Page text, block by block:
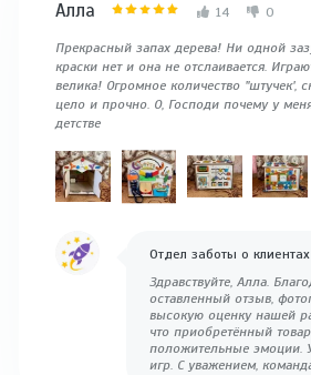
Алла 14 0
Прекрасный запах дерева! Ни одной
краски нет и она не отслаивается.
велика! Огромное количество "штучек',
цело и прочно. О, Господи почему у
детстве
Отдел заботы о клиентах
Здравствуйте, Алла.
оставленный отзыв,
высокую оценку нашей
что приобретённый
положительные эмоции.
игр. С уважением,